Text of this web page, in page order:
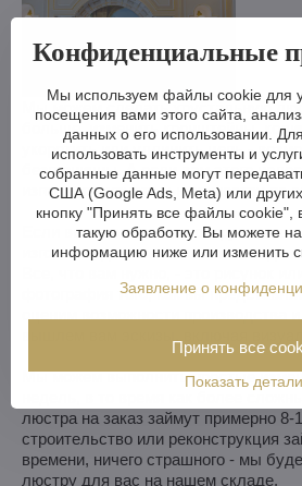
Мы можем сделать хрустальную
больше, изменить кронштейны,
укоротить или удлинить цепь -
безграничны. А если вам этого
изготовить хрустальную люстру по
Если вы не выбрали люстру из
изготовим для вас полностью
фотография того, как вы
оценим возможности производства
Мы можем выполнить простые
люстра на заказ займут примерно
строительство или реконструкция
времени, ничего страшного - мы
люстру для вас на нашем складе.
Конфиденциальные
Мы используем файлы cookie для
посещения вами этого сайта,
данных о его использовании.
использовать инструменты и
собранные данные могут
США (Google Ads, Meta) или
кнопку "Принять все файлы cookie",
такую обработку. Вы можете
информацию ниже или изменить
Заявление о
Показать детали
Принять все